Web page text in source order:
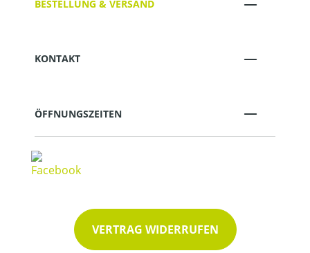
BESTELLUNG & VERSAND
KONTAKT
ÖFFNUNGSZEITEN
VERTRAG WIDERRUFEN